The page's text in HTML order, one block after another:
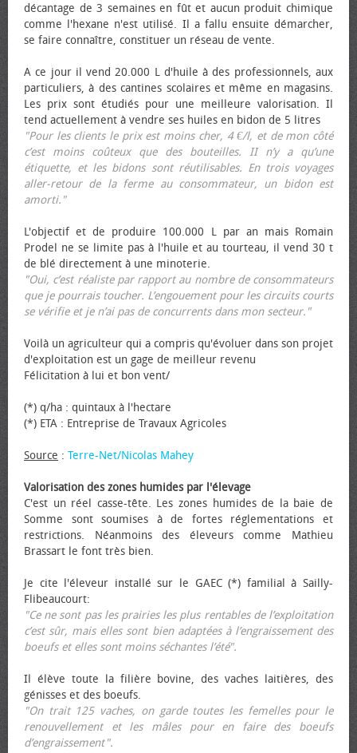
décantage de 3 semaines en fût et aucun produit chimique
comme l'hexane n'est utilisé. Il a fallu ensuite démarcher,
se faire connaître, constituer un réseau de vente.
A ce jour il vend 20.000 L d'huile à des professionnels, aux
particuliers, à des cantines scolaires et même en magasins.
Les prix sont étudiés pour une meilleure valorisation. Il
tend actuellement à vendre ses huiles en bidon de 5 litres
"Pour les clients le prix est moins cher, 4 €/l, et de mon côté
c’est moins coûteux que des bouteilles. II n’y a qu’une
étiquette, et les bidons sont réutilisables. En trois voyages
aller-retour de la ferme au consommateur, un bidon est
amorti."
L'objectif et de produire 100.000 L par an mais Romain
Prodel ne se limite pas à l'huile et au tourteau, il vend 30 t
de blé directement à une minoterie.
"Oui, c’est réaliste par rapport au nombre de consommateurs
que je pourrais toucher. L’engouement pour les circuits courts
se vérifie et je n’ai pas de concurrents dans mon secteur."
Voilà un agriculteur qui a compris qu'évoluer dans son projet
d'exploitation est un gage de meilleur revenu
Félicitation à lui et bon vent/
(*) q/ha : quintaux à l'hectare
(*) ETA : Entreprise de Travaux Agricoles
Source : Terre-Net/Nicolas Mahey
Valorisation des zones humides par l'élevage
C'est un réel casse-tête. Les zones humides de la baie de
Somme sont soumises à de fortes réglementations et
restrictions. Néanmoins des éleveurs comme Mathieu
Brassart le font très bien.
Je cite l'éleveur installé sur le GAEC (*) familial à Sailly-
Flibeaucourt:
"Ce ne sont pas les prairies les plus rentables de l’exploitation
c’est sûr, mais elles sont bien adaptées à l’engraissement des
bœufs et elles sont moins séchantes l’été".
Il élève toute la filière bovine, des vaches laitières, des
génisses et des bœufs.
"On trait 125 vaches, on garde toutes les femelles pour le
renouvellement et les mâles pour en faire des bœufs
d’engraissement".